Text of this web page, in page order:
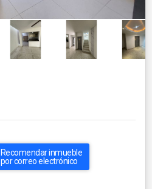
Recomendar inmueble
por correo electrónico